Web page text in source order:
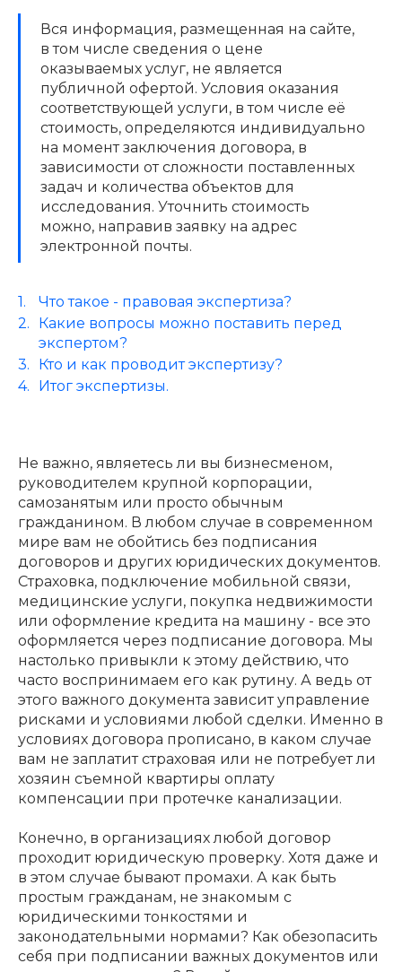
Вся информация, размещенная на сайте,
в том числе сведения о цене
оказываемых услуг, не является
публичной офертой. Условия оказания
соответствующей услуги, в том числе её
стоимость, определяются индивидуально
на момент заключения договора, в
зависимости от сложности поставленных
задач и количества объектов для
исследования. Уточнить стоимость
можно, направив заявку на адрес
электронной почты.
Что такое - правовая экспертиза?
Какие вопросы можно поставить перед
экспертом?
Кто и как проводит экспертизу?
Итог экспертизы.
Не важно, являетесь ли вы бизнесменом,
руководителем крупной корпорации,
самозанятым или просто обычным
гражданином. В любом случае в современном
мире вам не обойтись без подписания
договоров и других юридических документов.
Страховка, подключение мобильной связи,
медицинские услуги, покупка недвижимости
или оформление кредита на машину - все это
оформляется через подписание договора. Мы
настолько привыкли к этому действию, что
часто воспринимаем его как рутину. А ведь от
этого важного документа зависит управление
рисками и условиями любой сделки. Именно в
условиях договора прописано, в каком случае
вам не заплатит страховая или не потребует ли
хозяин съемной квартиры оплату
компенсации при протечке канализации.
Конечно, в организациях любой договор
проходит юридическую проверку. Хотя даже и
в этом случае бывают промахи. А как быть
простым гражданам, не знакомым с
юридическими тонкостями и
законодательными нормами? Как обезопасить
себя при подписании важных документов или